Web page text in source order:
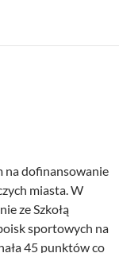
na dofinansowanie
miasta. W
ze Szkołą
sportowych na
45 punktów co